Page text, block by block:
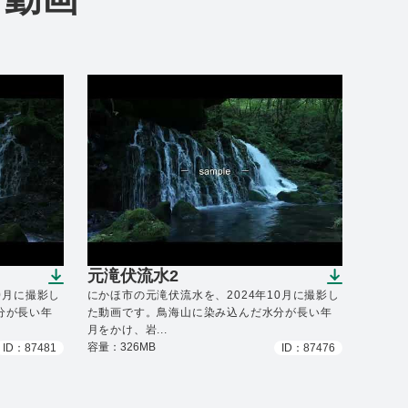
に撮影し
が長い年
ID：87481
元滝伏流水2
（ダウンロードできます）
にかほ市の元滝伏流水を、2024年10月に撮影し
た動画です。鳥海山に染み込んだ水分が長い年
月をかけ、岩...
容量：326MB
ID：87476